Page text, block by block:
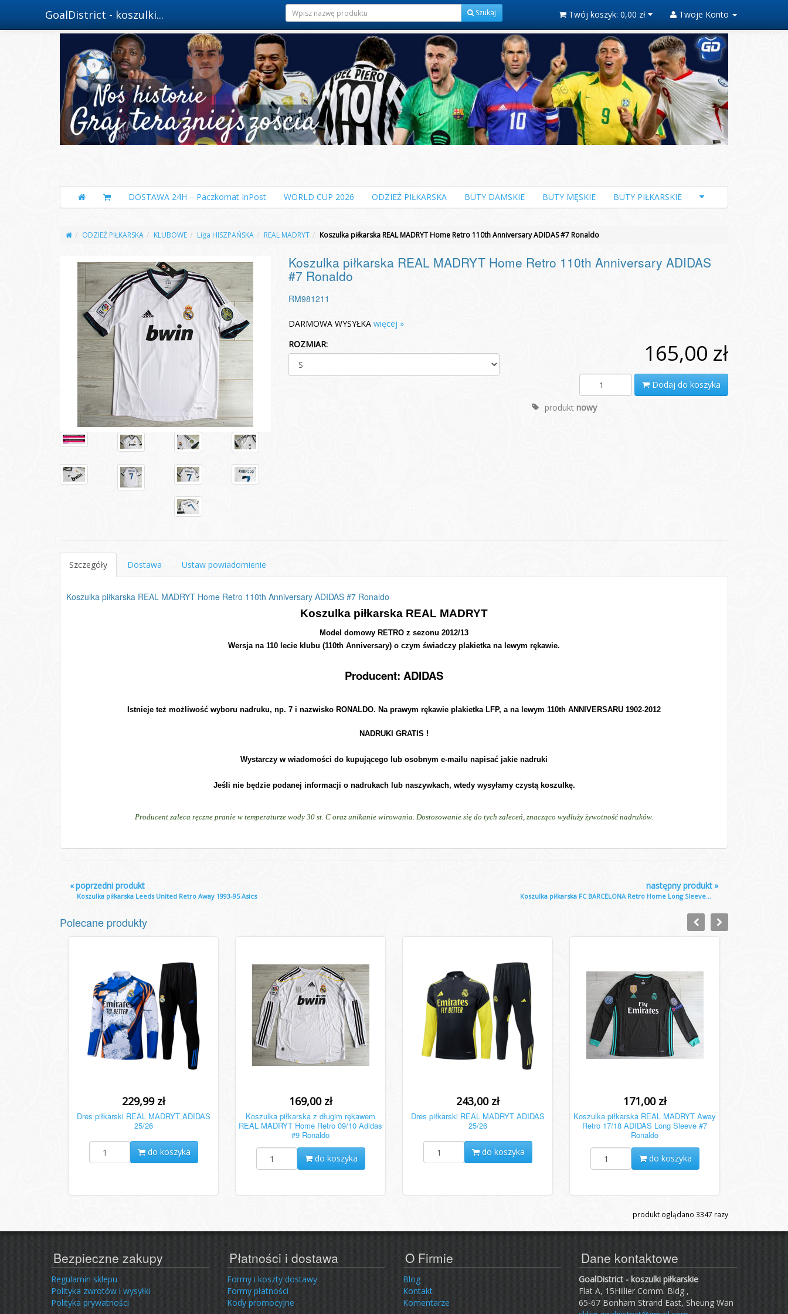
GoalDistrict - koszulki... Szukaj Twój koszyk: 0,00 zł Twoje Konto
DOSTAWA 24H – Paczkomat InPost WORLD CUP 2026 ODZIEŻ PIŁKARSKA BUTY DAMSKIE BUTY MĘSKIE BUTY PIŁKARSKIE
ODZIEŻ PIŁKARSKA KLUBOWE Liga HISZPAŃSKA REAL MADRYT Koszulka piłkarska REAL MADRYT Home Retro 110th Anniversary ADIDAS #7 Ronaldo
Koszulka piłkarska REAL MADRYT Home Retro 110th Anniversary ADIDAS
#7 Ronaldo
RM981211
DARMOWA WYSYŁKA więcej »
ROZMIAR:
165,00 zł
Dodaj do koszyka
produkt nowy
Szczegóły Dostawa Ustaw powiadomienie
Koszulka piłkarska REAL MADRYT Home Retro 110th Anniversary ADIDAS #7 Ronaldo
Koszulka piłkarska REAL MADRYT
Model domowy RETRO z sezonu 2012/13
Wersja na 110 lecie klubu (110th Anniversary) o czym świadczy plakietka na lewym rękawie.
Producent: ADIDAS
Istnieje też możliwość wyboru nadruku, np. 7 i nazwisko RONALDO. Na prawym rękawie plakietka LFP, a na lewym 110th ANNIVERSARU 1902-2012
NADRUKI GRATIS !
Wystarczy w wiadomości do kupującego lub osobnym e-mailu napisać jakie nadruki
Jeśli nie będzie podanej informacji o nadrukach lub naszywkach, wtedy wysyłamy czystą koszulkę.
Producent zaleca ręczne pranie w temperaturze wody 30 st. C oraz unikanie wirowania. Dostosowanie się do tych zaleceń, znacząco wydłuży żywotność nadruków.
«poprzedni produkt
Koszulka piłkarska Leeds United Retro Away 1993-95 Asics
»
następny produkt
Koszulka piłkarska FC BARCELONA Retro Home Long Sleeve...
Polecane produkty
229,99 zł
Dres piłkarski REAL MADRYT ADIDAS
25/26
do koszyka
169,00 zł
Koszulka piłkarska z długim rękawem
REAL MADRYT Home Retro 09/10 Adidas
#9 Ronaldo
do koszyka
243,00 zł
Dres piłkarski REAL MADRYT ADIDAS
25/26
do koszyka
171,00 zł
Koszulka piłkarska REAL MADRYT Away
Retro 17/18 ADIDAS Long Sleeve #7
Ronaldo
do koszyka
produkt oglądano 3347 razy
Bezpieczne zakupy
Regulamin sklepu
Polityka zwrotów i wysyłki
Polityka prywatności
Płatności i dostawa
Formy i koszty dostawy
Formy płatności
Kody promocyjne
O Firmie
Blog
Kontakt
Komentarze
Dane kontaktowe
GoalDistrict - koszulki piłkarskie
Flat A, 15Hillier Comm. Bldg ,
65-67 Bonham Strand East, Sheung Wan